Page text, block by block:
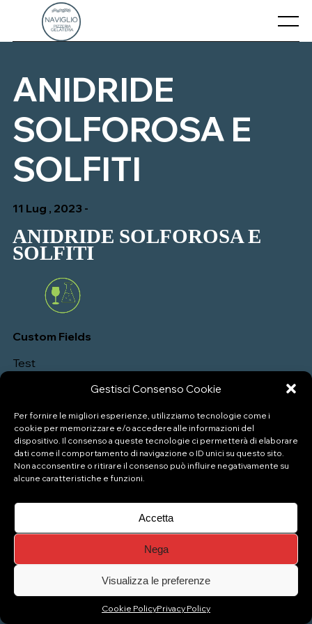
Gestisci Consenso Cookie
Per fornire le migliori esperienze, utilizziamo tecnologie come i
cookie per memorizzare e/o accedere alle informazioni del
dispositivo. Il consenso a queste tecnologie ci permetterà di elaborare
dati come il comportamento di navigazione o ID unici su questo sito.
Non acconsentire o ritirare il consenso può influire negativamente su
alcune caratteristiche e funzioni.
Accetta
Nega
Visualizza le preferenze
Cookie PolicyPrivacy Policy
content
Menu
CONTATTI
IL NOSTRO MENU’
ANIDRIDE
SOLFOROSA E
SOLFITI
11 Lug , 2023 -
ANIDRIDE SOLFOROSA E
SOLFITI
Custom Fields
Test
© Copyright 2026 Naviglio Pizzeria Gelateria
Top
Gestisci consenso